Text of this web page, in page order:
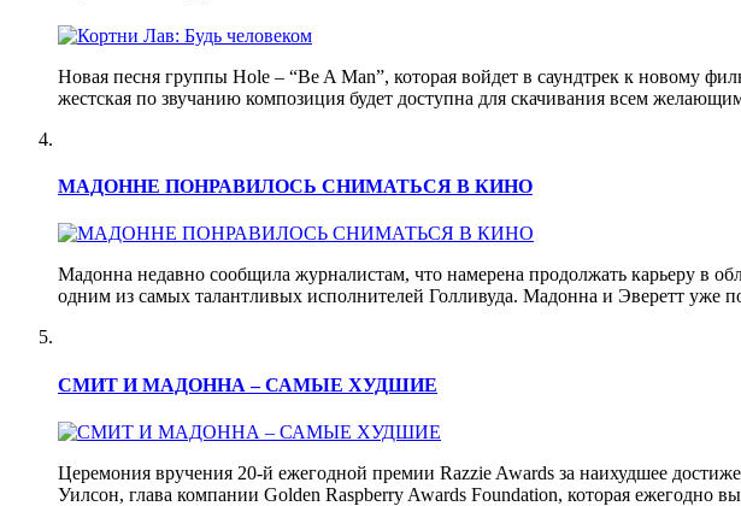
Новая песня группы Hole – “Be A Man”, которая войдет в саундтрек к новому
жестская по звучанию композиция будет доступна для скачивания всем
МАДОННЕ ПОНРАВИЛОСЬ СНИМАТЬСЯ В КИНО
Мадонна недавно сообщила журналистам, что намерена продолжать карьеру в
одним из самых талантливых исполнителей Голливуда. Мадонна и Эверетт уже
СМИТ И МАДОННА – САМЫЕ ХУДШИЕ
Церемония вручения 20-й ежегодной премии Razzie Awards за наихудшее
Уилсон, глава компании Golden Raspberry Awards Foundation, которая ежегодно